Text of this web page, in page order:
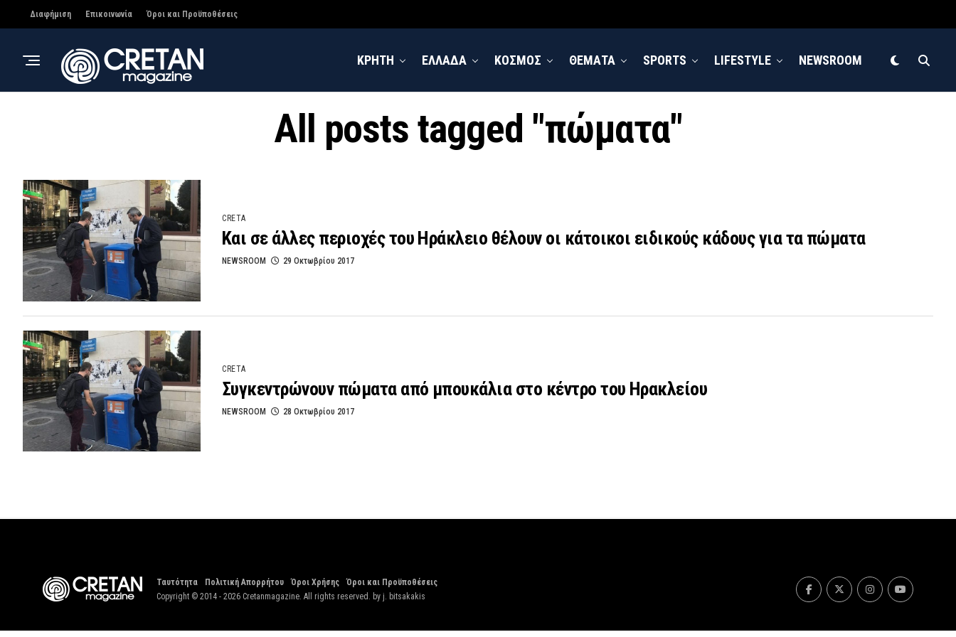
Διαφήμιση Επικοινωνία Όροι και Προϋποθέσεις
ΚΡΗΤΗ ΕΛΛΑΔΑ ΚΟΣΜΟΣ ΘΕΜΑΤΑ SPORTS LIFESTYLE NEWSROOM
All posts tagged "πώματα"
CRETA
Και σε άλλες περιοχές του Ηράκλειο θέλουν οι κάτοικοι ειδικούς κάδους για τα πώματα
NEWSROOM 29 Οκτωβρίου 2017
CRETA
Συγκεντρώνουν πώματα από μπουκάλια στο κέντρο του Ηρακλείου
NEWSROOM 28 Οκτωβρίου 2017
Ταυτότητα Πολιτική Απορρήτου Όροι Χρήσης
Όροι και Προϋποθέσεις
Copyright © 2014 - 2026 Cretanmagazine. All rights reserved. by j. bitsakakis